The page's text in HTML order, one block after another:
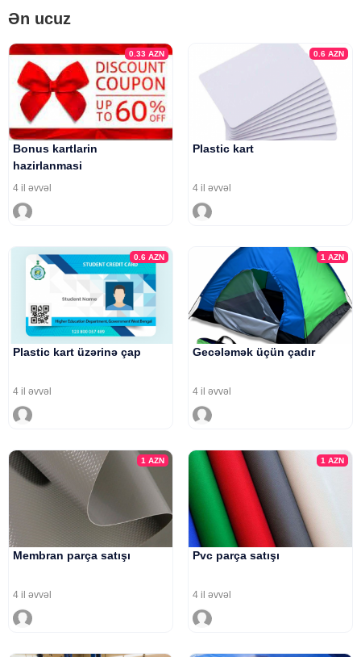
Ən ucuz
0.33AZN
Bonus kartlarin
hazirlanmasi
4 il əvvəl
0.6 AZN
Plastic kart
4 il əvvəl
0.6AZN
Plastic kart üzərinə çap
4 il əvvəl
1 AZN
Gecələmək üçün çadır
4 il əvvəl
1AZN
Membran parça satışı
4 il əvvəl
1 AZN
Pvc parça satışı
4 il əvvəl